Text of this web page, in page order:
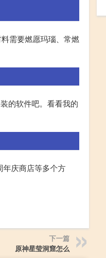
需要燃愿玛瑙、常燃
的软件吧。看看我的
年庆商店等多个方
下一篇
原神星莹洞窟怎么